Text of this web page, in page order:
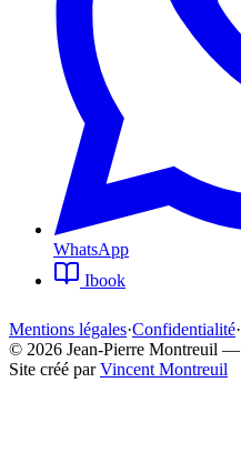
WhatsApp
Ibook
Mentions légales·Confidentialité·
© 2026 Jean-Pierre Montreuil —
Site créé par Vincent Montreuil